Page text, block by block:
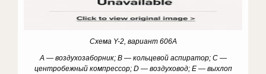
Схема Y-2, вариант 606А
А — воздухозаборник; B — кольцевой аспиратор; C —
центробежный компрессор; D — воздуховод; E — выхлоп